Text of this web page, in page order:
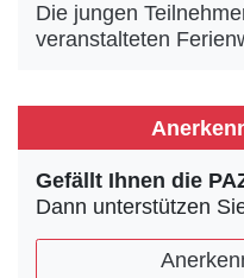
Die jungen
veranstalteten
Gefällt Ihnen die
Dann unterstützen